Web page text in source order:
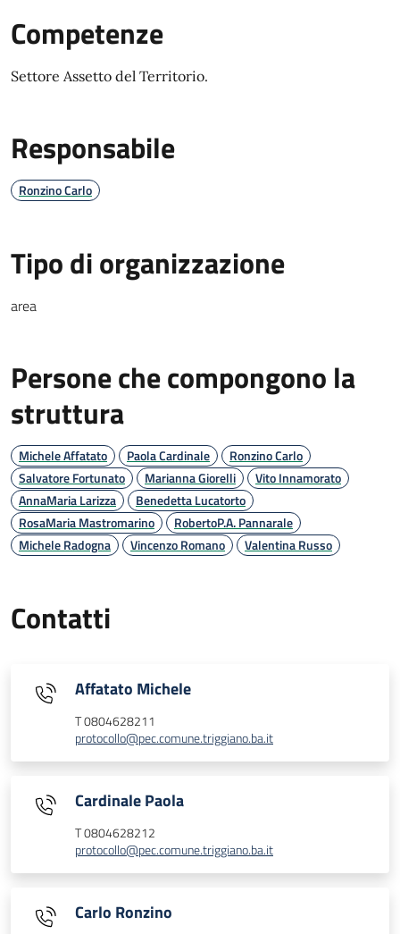
Competenze
Settore Assetto del Territorio.
Responsabile
Ronzino Carlo
Tipo di organizzazione
area
Persone che compongono la
struttura
Michele Affatato Paola Cardinale
Ronzino Carlo
Salvatore Fortunato
Marianna Giorelli
Vito Innamorato
AnnaMaria Larizza
Benedetta Lucatorto
RosaMaria Mastromarino
RobertoP.A. Pannarale
Michele Radogna
Vincenzo Romano Valentina Russo
Contatti
Affatato Michele
T 0804628211
protocollo@pec.comune.triggiano.ba.it
Cardinale Paola
T 0804628212
protocollo@pec.comune.triggiano.ba.it
Carlo Ronzino